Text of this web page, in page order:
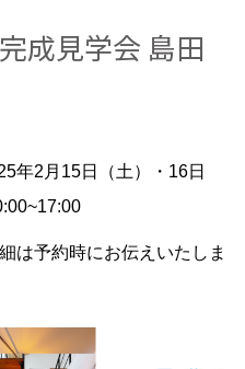
成見学会 島田
年2月15日（土）・16日
は予約時にお伝えいたしま